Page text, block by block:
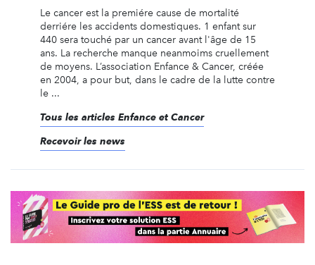
Le cancer est la premiére cause de mortalité
derriére les accidents domestiques. 1 enfant sur
440 sera touché par un cancer avant l'âge de 15
ans. La recherche manque neanmoims cruellement
de moyens. L’association Enfance & Cancer, créée
en 2004, a pour but, dans le cadre de la lutte contre
le ...
Tous les articles Enfance et Cancer
Recevoir les news